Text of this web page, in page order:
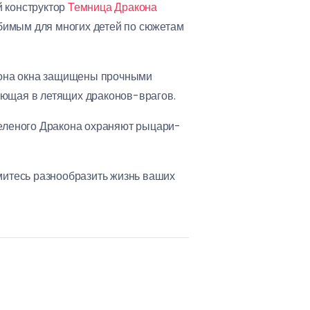
Темница Дракона
для многих детей по сюжетам
окна защищены прочными
в летящих драконов-врагов.
Дракона охраняют рыцари-
разнообразить жизнь ваших